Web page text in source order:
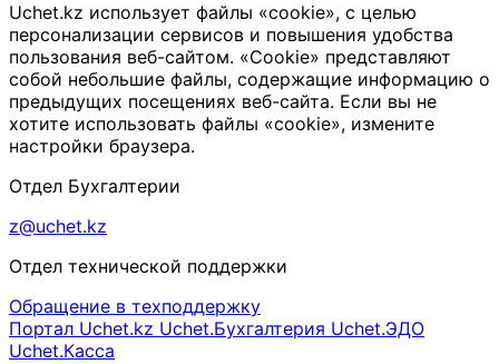
Uchet.kz использует файлы «cookie», с целью
персонализации сервисов и повышения удобства
пользования веб-сайтом. «Cookie» представляют
собой небольшие файлы, содержащие информацию о
предыдущих посещениях веб-сайта. Если вы не
хотите использовать файлы «cookie», измените
настройки браузера.
Отдел Бухгалтерии
z@uchet.kz
Отдел технической поддержки
Обращение в техподдержку
Портал Uchet.kz Uchet.Бухгалтерия Uchet.ЭДО
Uchet.Касса